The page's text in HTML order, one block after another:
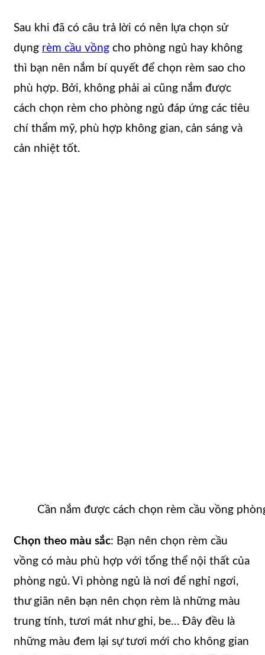
Sau khi đã có câu trả lời có nên lựa chọn sử
dụng rèm cầu vồng cho phòng ngủ hay không
thì bạn nên nắm bí quyết để chọn rèm sao cho
phù hợp. Bởi, không phải ai cũng nắm được
cách chọn rèm cho phòng ngủ đáp ứng các tiêu
chí thẩm mỹ, phù hợp không gian, cản sáng và
cản nhiệt tốt.
Cần nắm được cách chọn rèm cầu vồng
Chọn theo màu sắc: Bạn nên chọn rèm cầu
vồng có màu phù hợp với tổng thể nội thất của
phòng ngủ. Vì phòng ngủ là nơi để nghỉ ngơi,
thư giãn nên bạn nên chọn rèm là những màu
trung tính, tươi mát như ghi, be… Đây đều là
những màu đem lại sự tươi mới cho không gian